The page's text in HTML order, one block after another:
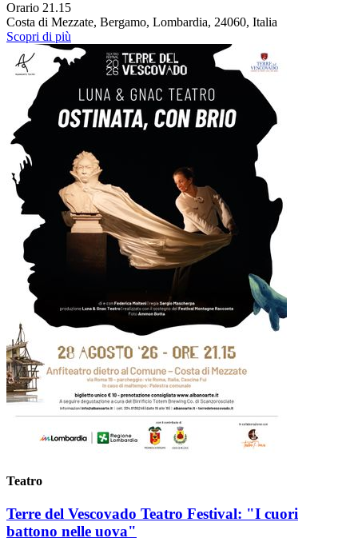
Orario 21.15
Costa di Mezzate, Bergamo, Lombardia, 24060, Italia
Scopri di più
Teatro
Terre del Vescovado Teatro Festival: "I cuori
battono nelle uova"